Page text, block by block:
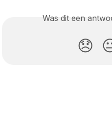
Was dit een
😞